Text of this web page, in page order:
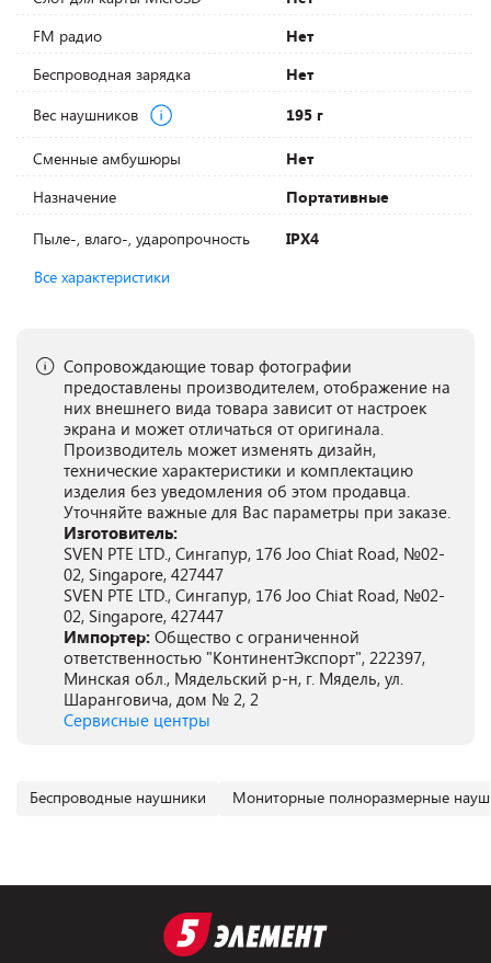
FM радио
Нет
Беспроводная зарядка
Нет
Вес наушников
195 г
Сменные амбушюры
Нет
Назначение
Портативные
Пыле-, влаго-, ударопрочность
IPX4
Все характеристики
Сопровождающие товар фотографии
предоставлены производителем, отображение на
них внешнего вида товара зависит от настроек
экрана и может отличаться от оригинала.
Производитель может изменять дизайн,
технические характеристики и комплектацию
изделия без уведомления об этом продавца.
Уточняйте важные для Вас параметры при заказе.
Изготовитель:
SVEN PTE LTD., Сингапур, 176 Joo Chiat Road, №02-
02, Singapore, 427447
SVEN PTE LTD., Сингапур, 176 Joo Chiat Road, №02-
02, Singapore, 427447
Импортер: Общество с ограниченной
ответственностью "КонтинентЭкспорт", 222397,
Минская обл., Мядельский р-н, г. Мядель, ул.
Шаранговича, дом № 2, 2
Сервисные центры
Беспроводные наушники Мониторные полноразмерные